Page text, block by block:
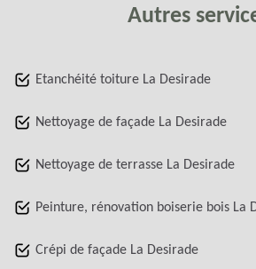
Autres
Etanchéité toiture La Desirade
Nettoyage de façade La Desirade
Nettoyage de terrasse La Desirade
Peinture, rénovation boiserie bois La
Crépi de façade La Desirade